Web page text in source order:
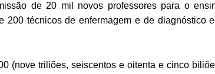
de 20 mil novos professores para o
técnicos de enfermagem e de diagnóstico
(nove triliões, seiscentos e oitenta e cinco